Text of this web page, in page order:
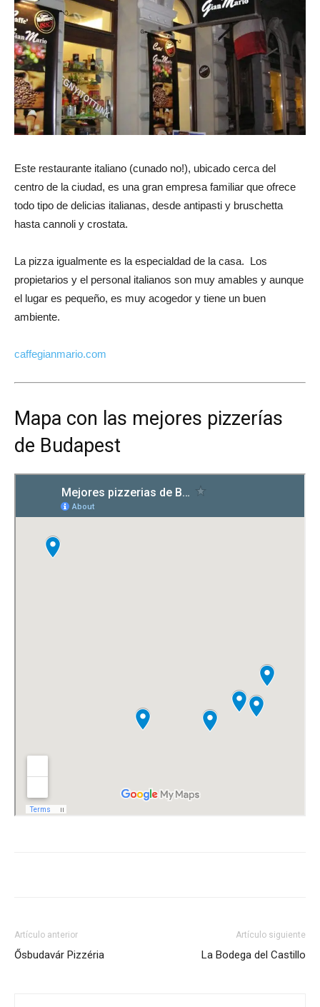
Este restaurante italiano (cunado no!), ubicado cerca del
centro de la ciudad, es una gran empresa familiar que ofrece
todo tipo de delicias italianas, desde antipasti y bruschetta
hasta cannoli y crostata.
La pizza igualmente es la especialdad de la casa. Los
propietarios y el personal italianos son muy amables y aunque
el lugar es pequeño, es muy acogedor y tiene un buen
ambiente.
caffegianmario.com
Mapa con las mejores pizzerías
de Budapest
Artículo anterior
Ősbudavár Pizzéria
Artículo siguiente
La Bodega del Castillo